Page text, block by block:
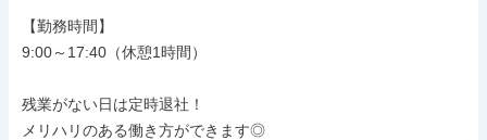
【勤務時間】
9:00～17:40（休憩1時間）
残業がない日は定時退社！
メリハリのある働き方ができます◎